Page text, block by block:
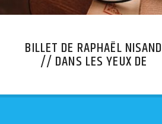
BILLET DE RAPHAËL NISAND
// DANS LES YEUX DE